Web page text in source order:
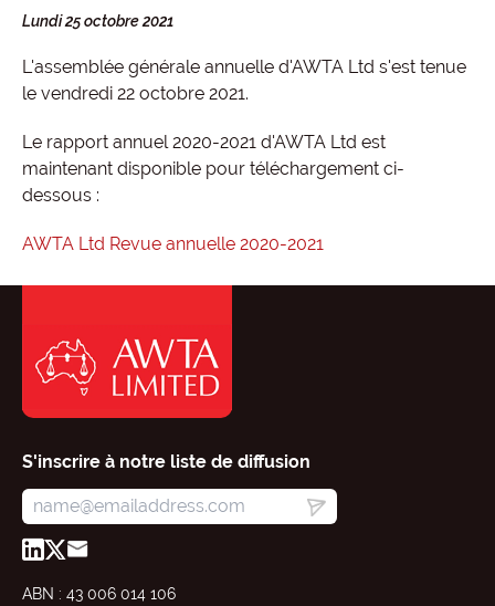
Lundi 25 octobre 2021
L'assemblée générale annuelle d'AWTA Ltd s'est tenue
le vendredi 22 octobre 2021.
Le rapport annuel 2020-2021 d'AWTA Ltd est
maintenant disponible pour téléchargement ci-
dessous :
AWTA Ltd Revue annuelle 2020-2021
S'inscrire à notre liste de diffusion
ABN : 43 006 014 106